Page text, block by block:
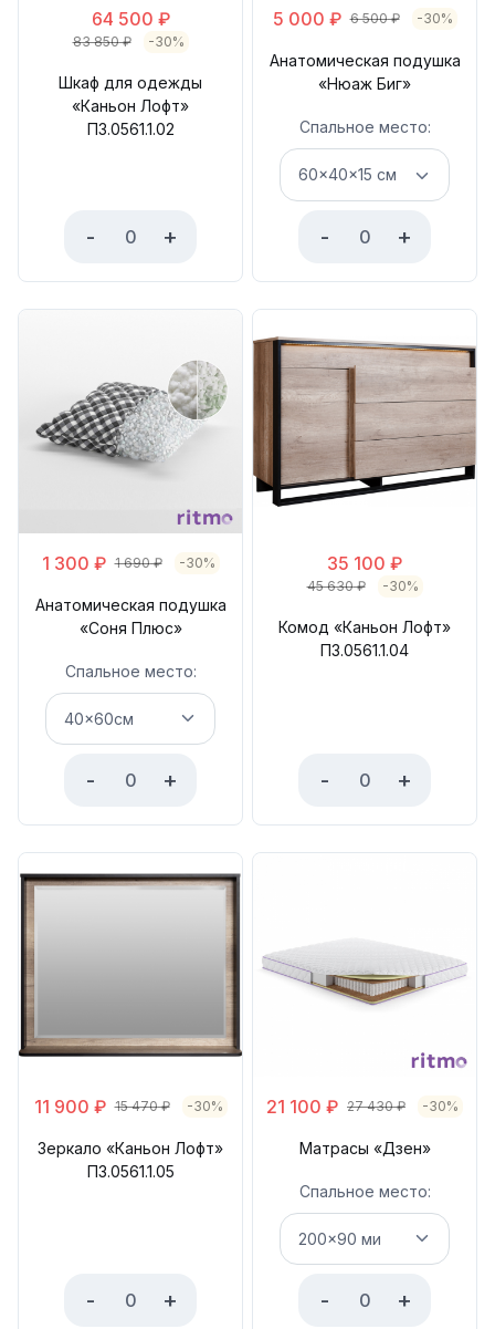
64 500 ₽
83 850₽ -30%
Шкаф для одежды
«Каньон Лофт»
П3.0561.1.02
- +
5 000 ₽ 6 500₽ -30%
Анатомическая подушка
«Нюаж Биг»
Спальное место:
- +
1 300 ₽ 1 690₽ -30%
Анатомическая подушка
«Соня Плюс»
Спальное место:
- +
35 100 ₽
45 630₽ -30%
Комод «Каньон Лофт»
П3.0561.1.04
- +
11 900 ₽ 15 470₽ -30%
Зеркало «Каньон Лофт»
П3.0561.1.05
- +
21 100 ₽ 27 430₽ -30%
Матрасы «Дзен»
Спальное место:
- +